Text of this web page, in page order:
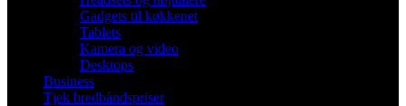
Gadgets til køkkenet
Tablets
Kamera og video
Desktops
Business
Tjek bredbåndspriser